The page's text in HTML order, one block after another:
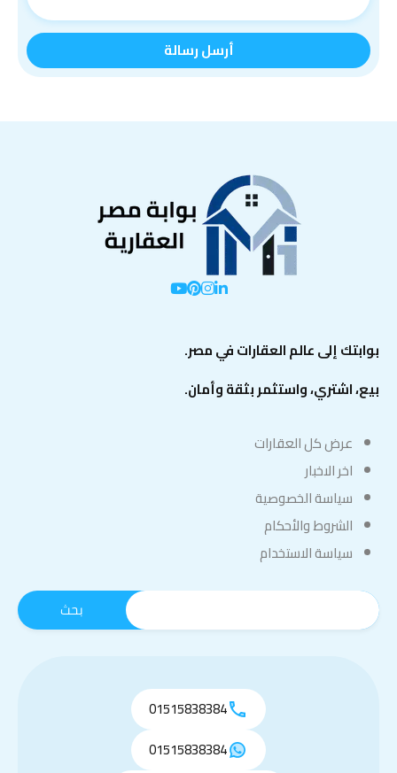
بوابتك إلى عالم العقارات في مصر.
بيع، اشتري، واستثمر بثقة وأمان.
عرض كل العقارات
اخر الاخبار
سياسة الخصوصية
الشروط والأحكام
سياسة الاستخدام
01515838384
01515838384